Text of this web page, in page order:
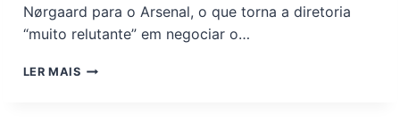
Nørgaard para o Arsenal, o que torna a diretoria
“muito relutante” em negociar o…
LER MAISLIVERPOOL,